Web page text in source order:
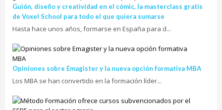
Guión, diseño y creatividad en el cómic, la masterclass gratis
de Voxel School para todo el que quiera sumarse
Hasta hace unos años, formarse en España para d...
Opiniones sobre Emagister y la nueva opción formativa MBA
Los MBA se han convertido en la formación líder...